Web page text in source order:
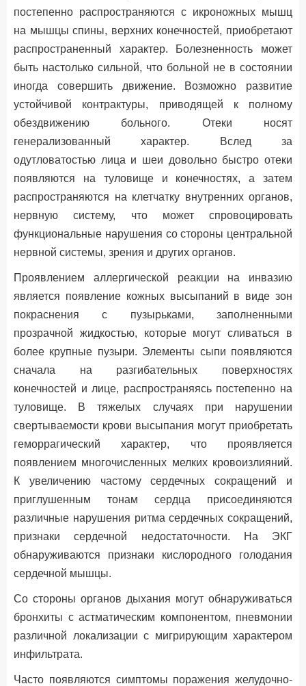
постепенно распространяются с икроножных мышц
на мышцы спины, верхних конечностей, приобретают
распространенный характер. Болезненность может
быть настолько сильной, что больной не в состоянии
иногда совершить движение. Возможно развитие
устойчивой контрактуры, приводящей к полному
обездвижению больного. Отеки носят
генерализованный характер. Вслед за
одутловатостью лица и шеи довольно быстро отеки
появляются на туловище и конечностях, а затем
распространяются на клетчатку внутренних органов,
нервную систему, что может спровоцировать
функциональные нарушения со стороны центральной
нервной системы, зрения и других органов.
Проявлением аллергической реакции на инвазию
является появление кожных высыпаний в виде зон
покраснения с пузырьками, заполненными
прозрачной жидкостью, которые могут сливаться в
более крупные пузыри. Элементы сыпи появляются
сначала на разгибательных поверхностях
конечностей и лице, распространяясь постепенно на
туловище. В тяжелых случаях при нарушении
свертываемости крови высыпания могут приобретать
геморрагический характер, что проявляется
появлением многочисленных мелких кровоизлияний.
К увеличению частому сердечных сокращений и
приглушенным тонам сердца присоединяются
различные нарушения ритма сердечных сокращений,
признаки сердечной недостаточности. На ЭКГ
обнаруживаются признаки кислородного голодания
сердечной мышцы.
Со стороны органов дыхания могут обнаруживаться
бронхиты с астматическим компонентом, пневмонии
различной локализации с мигрирующим характером
инфильтрата.
Часто появляются симптомы поражения желудочно-